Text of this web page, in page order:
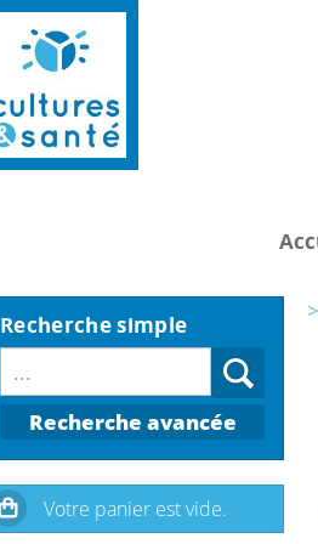
Recherche simple
Recherche avancée